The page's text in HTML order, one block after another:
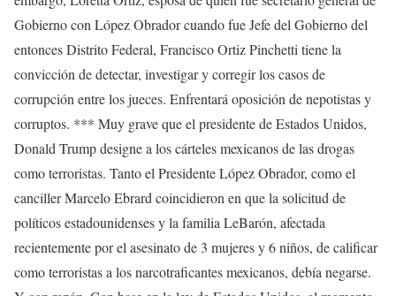
Gobierno con López Obrador cuando fue Jefe del Gobierno del
entonces Distrito Federal, Francisco Ortiz Pinchetti tiene la
convicción de detectar, investigar y corregir los casos de
corrupción entre los jueces. Enfrentará oposición de nepotistas y
corruptos. *** Muy grave que el presidente de Estados Unidos,
Donald Trump designe a los cárteles mexicanos de las drogas
como terroristas. Tanto el Presidente López Obrador, como el
canciller Marcelo Ebrard coincidieron en que la solicitud de
políticos estadounidenses y la familia LeBarón, afectada
recientemente por el asesinato de 3 mujeres y 6 niños, de calificar
como terroristas a los narcotraficantes mexicanos, debía negarse.